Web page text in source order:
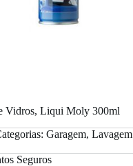
Vidros, Liqui Moly 300ml
Garagem, Lavagem
Seguros